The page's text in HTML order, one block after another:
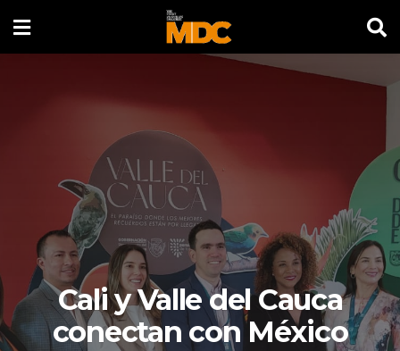
Cali y Valle del Cauca
conectan con México